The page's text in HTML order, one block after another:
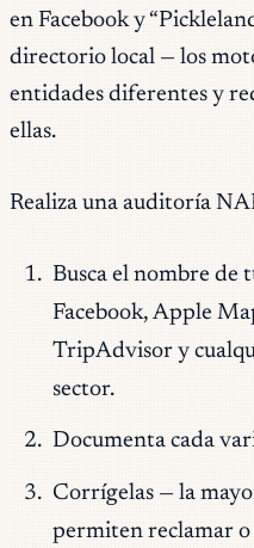
en Facebook y
directorio local — los
entidades diferentes y
ellas.
Realiza una auditoría
Busca el nombre de
Facebook, Apple
TripAdvisor y
sector.
Documenta cada
Corrígelas — la
permiten reclamar